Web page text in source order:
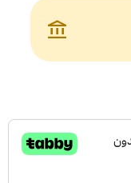
account_balance